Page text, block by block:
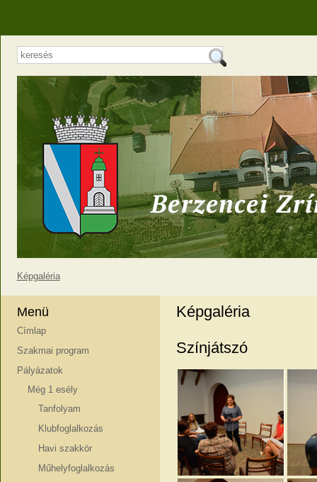
Képgaléria
Menü
Címlap
Szakmai program
Pályázatok
Még 1 esély
Tanfolyam
Klubfoglalkozás
Havi szakkör
Műhelyfoglalkozás
Képgaléria
Színjátszó